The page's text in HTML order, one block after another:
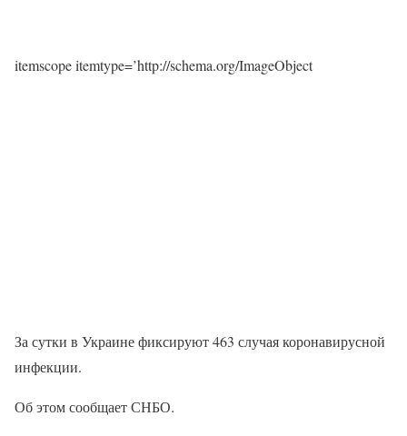
itemscope itemtype=’http://schema.org/ImageObject
За сутки в Украине фиксируют 463 случая коронавирусной
инфекции.
Об этом сообщает СНБО.